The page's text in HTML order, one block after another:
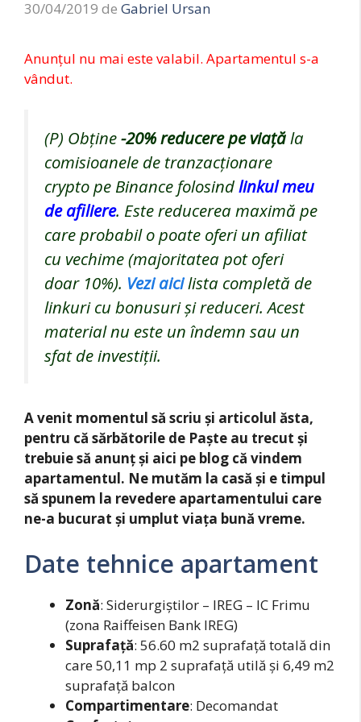
30/04/2019 de Gabriel Ursan
Anunțul nu mai este valabil. Apartamentul s-a
vândut.
(P) Obține-20%reducere pe viațăla
comisioanele de tranzacționare
crypto pe Binance folosindlinkul meu
de afiliere. Este reducerea maximă pe
care probabil o poate oferi un afiliat
cu vechime (majoritatea pot oferi
doar 10%). Vezi aicilista completă de
linkuri cu bonusuri și reduceri. Acest
material nu este un îndemn sau un
sfat de investiții.
A venit momentul să scriu și articolul ăsta,
pentru că sărbătorile de Paște au trecut și
trebuie să anunț și aici pe blog că vindem
apartamentul. Ne mutăm la casă și e timpul
să spunem la revedere apartamentului care
ne-a bucurat și umplut viața bună vreme.
Date tehnice apartament
Zonă: Siderurgiștilor – IREG – IC Frimu
(zona Raiffeisen Bank IREG)
Suprafață: 56.60 m2 suprafață totală din
care 50,11 mp 2 suprafață utilă și 6,49 m2
suprafață balcon
Compartimentare: Decomandat